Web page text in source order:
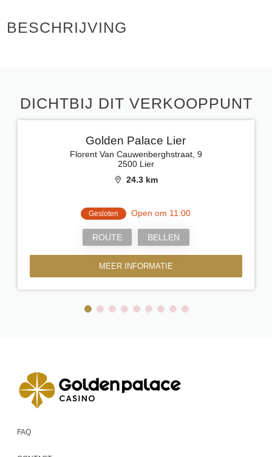
BESCHRIJVING
DICHTBIJ DIT VERKOOPPUNT
Golden Palace Lier
Florent Van Cauwenberghstraat, 9
2500 Lier
24.3 km
Gesloten Open om 11:00
ROUTE BELLEN
MEER INFORMATIE
FAQ